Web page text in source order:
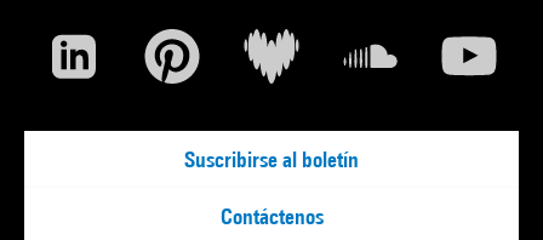
Suscribirse al boletín
Contáctenos